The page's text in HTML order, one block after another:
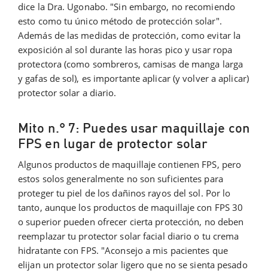
dice la Dra. Ugonabo. "Sin embargo, no recomiendo
esto como tu único método de protección solar".
Además de las medidas de protección, como evitar la
exposición al sol durante las horas pico y usar ropa
protectora (como sombreros, camisas de manga larga
y gafas de sol), es importante aplicar (y volver a aplicar)
protector solar a diario.
Mito n.° 7: Puedes usar maquillaje con
FPS en lugar de protector solar
Algunos productos de maquillaje contienen FPS, pero
estos solos generalmente no son suficientes para
proteger tu piel de los dañinos rayos del sol. Por lo
tanto, aunque los productos de maquillaje con FPS 30
o superior pueden ofrecer cierta protección, no deben
reemplazar tu protector solar facial diario o tu crema
hidratante con FPS. "Aconsejo a mis pacientes que
elijan un protector solar ligero que no se sienta pesado